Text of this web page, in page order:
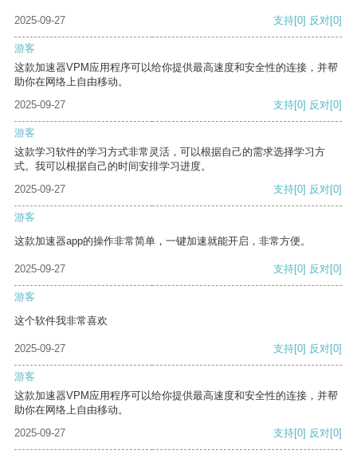
2025-09-27 支持[0] 反对[0]
游客
这款加速器VPM应用程序可以给你提供最高速度和安全性的连接，并帮
助你在网络上自由移动。
2025-09-27
支持[0] 反对[0]
游客
这款学习软件的学习方式非常灵活，可以根据自己的需求选择学习方
式。我可以根据自己的时间安排学习进度。
2025-09-27
支持[0] 反对[0]
游客
这款加速器app的操作非常简单，一键加速就能开启，非常方便。
2025-09-27 支持[0] 反对[0]
游客
这个软件我非常喜欢
2025-09-27 支持[0] 反对[0]
游客
这款加速器VPM应用程序可以给你提供最高速度和安全性的连接，并帮
助你在网络上自由移动。
2025-09-27
支持[0] 反对[0]